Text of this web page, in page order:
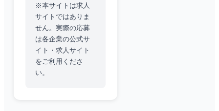
※本サイトは求人
サイトではありま
せん。実際の応募
は各企業の公式サ
イト・求人サイト
をご利用くださ
い。